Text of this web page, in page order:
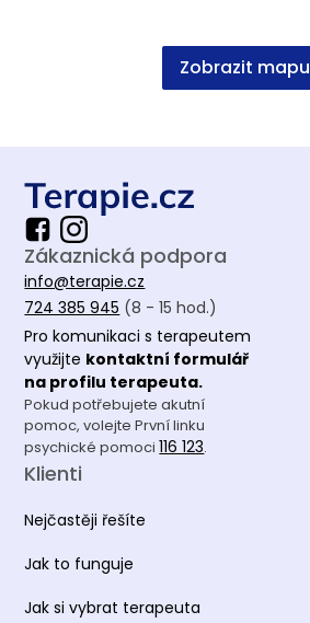
Zobrazit mapu
Zákaznická podpora
info@terapie.cz
724 385 945 (8 - 15 hod.)
Pro komunikaci s terapeutem
využijte kontaktní formulář
na profilu terapeuta.
Pokud potřebujete akutní
pomoc, volejte První linku
psychické pomoci116 123.
Klienti
Nejčastěji řešíte
Jak to funguje
Jak si vybrat terapeuta